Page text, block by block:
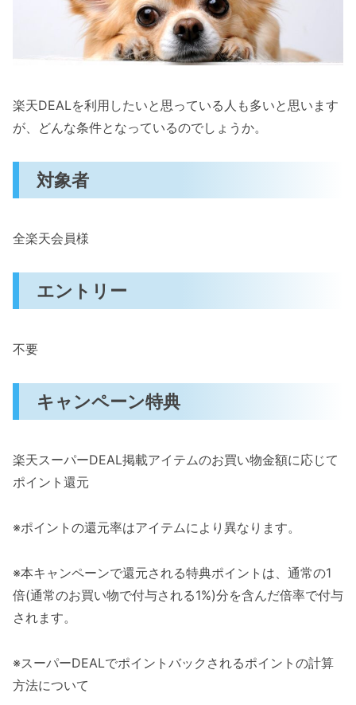
楽天DEALを利用したいと思っている人も多いと思います
が、どんな条件となっているのでしょうか。
対象者
全楽天会員様
エントリー
不要
キャンペーン特典
楽天スーパーDEAL掲載アイテムのお買い物金額に応じて
ポイント還元
※ポイントの還元率はアイテムにより異なります。
※本キャンペーンで還元される特典ポイントは、通常の1
倍(通常のお買い物で付与される1%)分を含んだ倍率で付与
されます。
※スーパーDEALでポイントバックされるポイントの計算
方法について